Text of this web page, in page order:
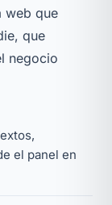
web que
que
negocio
el panel en